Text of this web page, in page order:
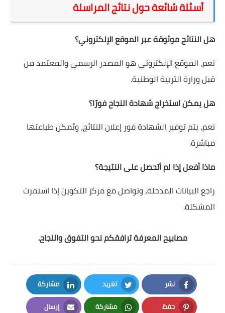
أسئلة شائعة حول نتائج المراسلة
هل النتائج موثوقة عبر الموقع الإلكتروني؟
نعم، الموقع الإلكتروني هو المصدر الرسمي والمعتمد من
قبل وزارة التربية الوطنية.
هل يمكن استخراج شهادة النجاح فورًا؟
نعم، يتم توفير الشهادة فور إعلان النتائج، ويُمكن طباعتها
مباشرة.
ماذا أفعل إذا لم أتحصل على النتيجة؟
راجع البيانات المدخلة، وتواصل مع مركز التكوين إذا استمرت
المشكلة.
مصابيح المعرفة ترافقكم نحو التفوق والنجاح.
نشر
Facebook
تغريد
Twitter
مشاركة
LinkedIn
حفظ مشاركة إرسال